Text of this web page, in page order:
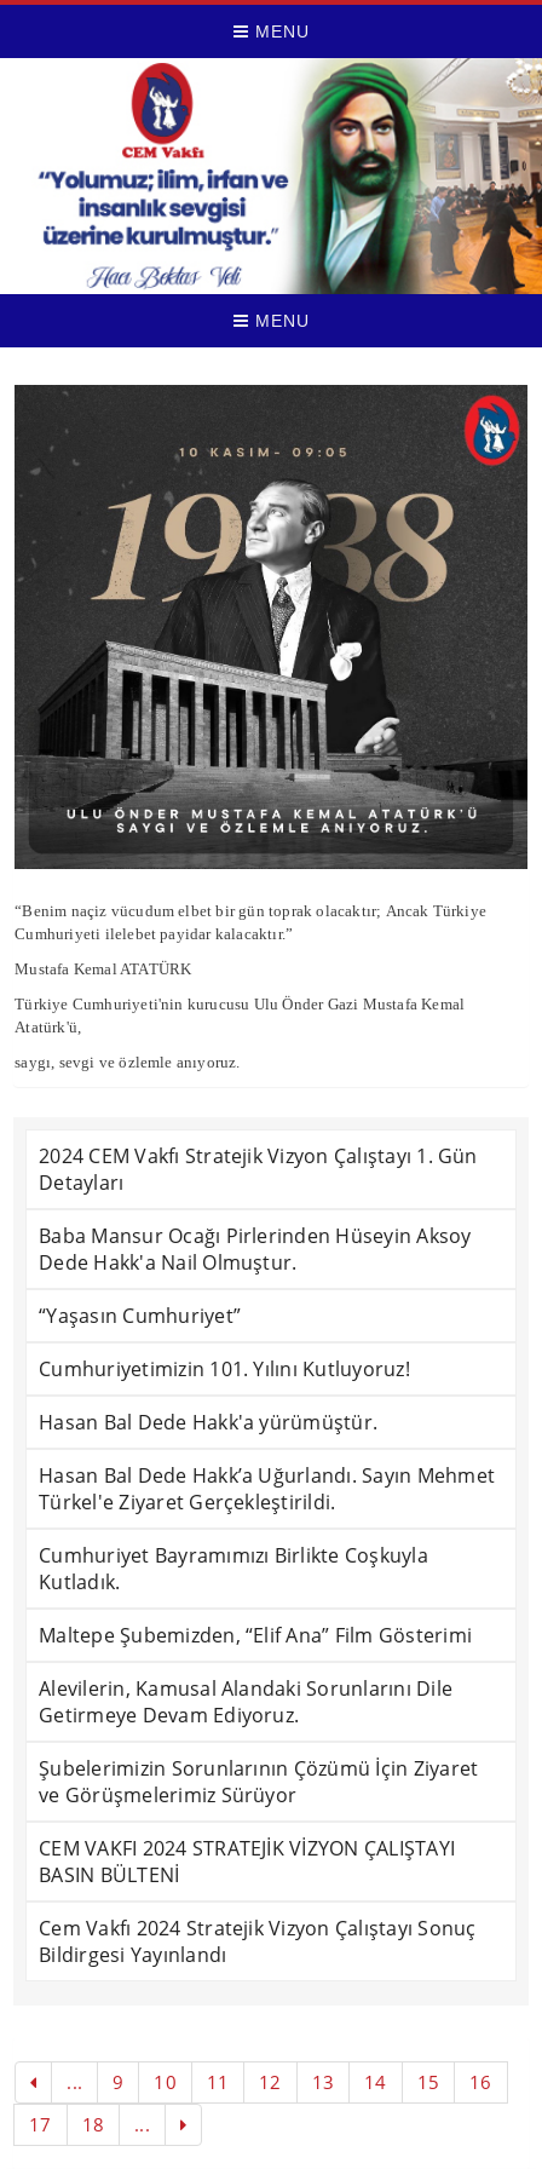
MENU
MENU
“Benim naçiz vücudum elbet bir gün toprak olacaktır; Ancak Türkiye
Cumhuriyeti ilelebet payidar kalacaktır.”
Mustafa Kemal ATATÜRK
Türkiye Cumhuriyeti'nin kurucusu Ulu Önder Gazi Mustafa Kemal
Atatürk'ü,
saygı, sevgi ve özlemle anıyoruz.
2024 CEM Vakfı Stratejik Vizyon Çalıştayı 1. Gün
Detayları
Baba Mansur Ocağı Pirlerinden Hüseyin Aksoy
Dede Hakk'a Nail Olmuştur.
“Yaşasın Cumhuriyet”
Cumhuriyetimizin 101. Yılını Kutluyoruz!
Hasan Bal Dede Hakk'a yürümüştür.
Hasan Bal Dede Hakk’a Uğurlandı. Sayın Mehmet
Türkel'e Ziyaret Gerçekleştirildi.
Cumhuriyet Bayramımızı Birlikte Coşkuyla
Kutladık.
Maltepe Şubemizden, “Elif Ana” Film Gösterimi
Alevilerin, Kamusal Alandaki Sorunlarını Dile
Getirmeye Devam Ediyoruz.
Şubelerimizin Sorunlarının Çözümü İçin Ziyaret
ve Görüşmelerimiz Sürüyor
CEM VAKFI 2024 STRATEJİK VİZYON ÇALIŞTAYI
BASIN BÜLTENİ
Cem Vakfı 2024 Stratejik Vizyon Çalıştayı Sonuç
Bildirgesi Yayınlandı
... 9 10 11 12 13 14 15
16
17
18 ...